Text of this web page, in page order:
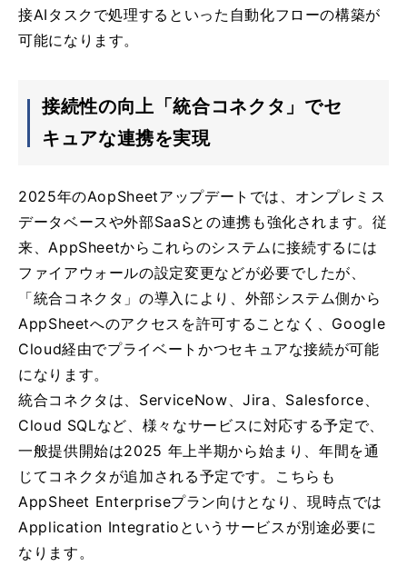
接AIタスクで処理するといった自動化フローの構築が
可能になります。
接続性の向上「統合コネクタ」でセ
キュアな連携を実現
2025年のAopSheetアップデートでは、オンプレミス
データベースや外部SaaSとの連携も強化されます。従
来、AppSheetからこれらのシステムに接続するには
ファイアウォールの設定変更などが必要でしたが、
「統合コネクタ」の導入により、外部システム側から
AppSheetへのアクセスを許可することなく、Google
Cloud経由でプライベートかつセキュアな接続が可能
になります。
統合コネクタは、ServiceNow、Jira、Salesforce、
Cloud SQLなど、様々なサービスに対応する予定で、
一般提供開始は2025 年上半期から始まり、年間を通
じてコネクタが追加される予定です。こちらも
AppSheet Enterpriseプラン向けとなり、現時点では
Application Integratioというサービスが別途必要に
なります。